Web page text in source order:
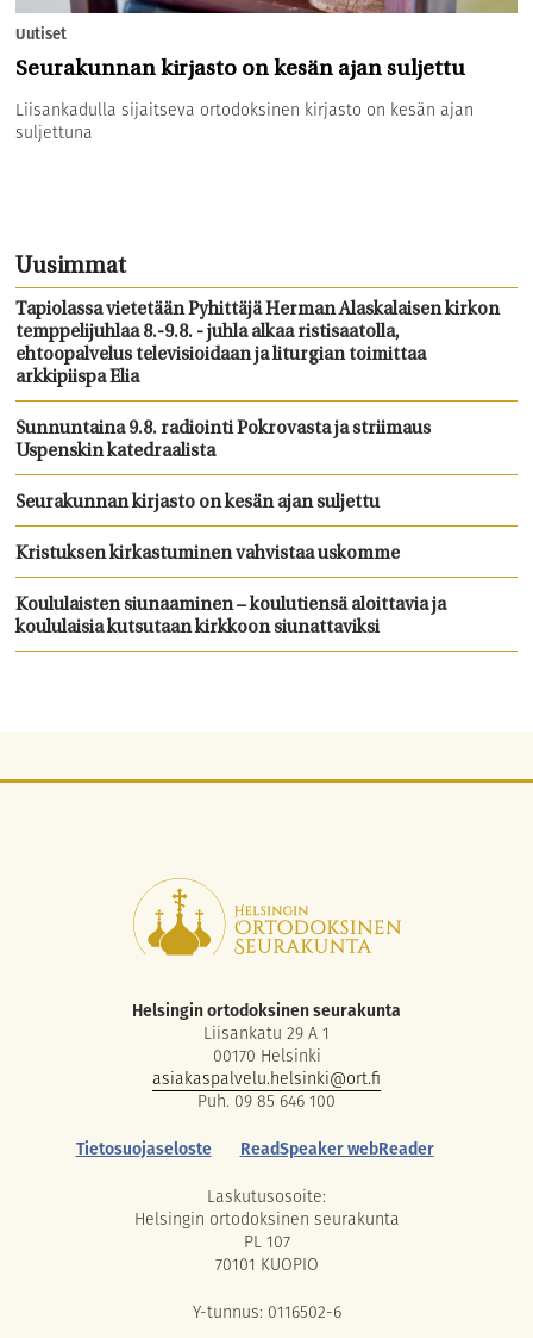
Uutiset
Seurakunnan kirjasto on kesän ajan suljettu
Liisankadulla sijaitseva ortodoksinen kirjasto on kesän ajan
suljettuna
Uusimmat
Tapiolassa vietetään Pyhittäjä Herman Alaskalaisen kirkon
temppelijuhlaa 8.-9.8. - juhla alkaa ristisaatolla,
ehtoopalvelus televisioidaan ja liturgian toimittaa
arkkipiispa Elia
Sunnuntaina 9.8. radiointi Pokrovasta ja striimaus
Uspenskin katedraalista
Seurakunnan kirjasto on kesän ajan suljettu
Kristuksen kirkastuminen vahvistaa uskomme
Koululaisten siunaaminen – koulutiensä aloittavia ja
koululaisia kutsutaan kirkkoon siunattaviksi
Helsingin ortodoksinen seurakunta
Liisankatu 29 A 1
00170 Helsinki
asiakaspalvelu.helsinki@ort.fi
Puh. 09 85 646 100
Tietosuojaseloste
ReadSpeaker webReader
Laskutusosoite:
Helsingin ortodoksinen seurakunta
PL 107
70101 KUOPIO
Y-tunnus: 0116502-6